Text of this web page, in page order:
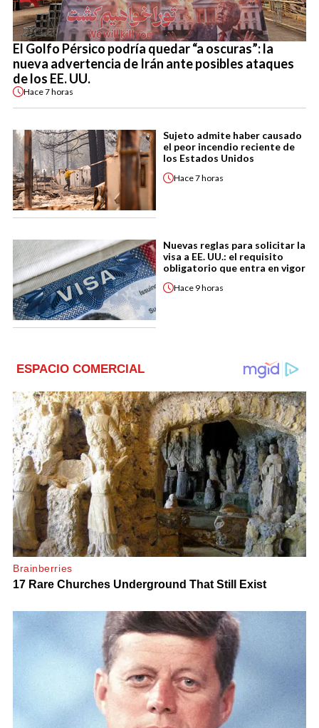
El Golfo Pérsico podría quedar “a oscuras”: la
nueva advertencia de Irán ante posibles ataques
de los EE. UU.
Hace7 horas
Sujeto admite haber causado
el peor incendio reciente de
los Estados Unidos
Hace7 horas
Nuevas reglas para solicitar la
visa a EE. UU.: el requisito
obligatorio que entra en vigor
Hace 9 horas